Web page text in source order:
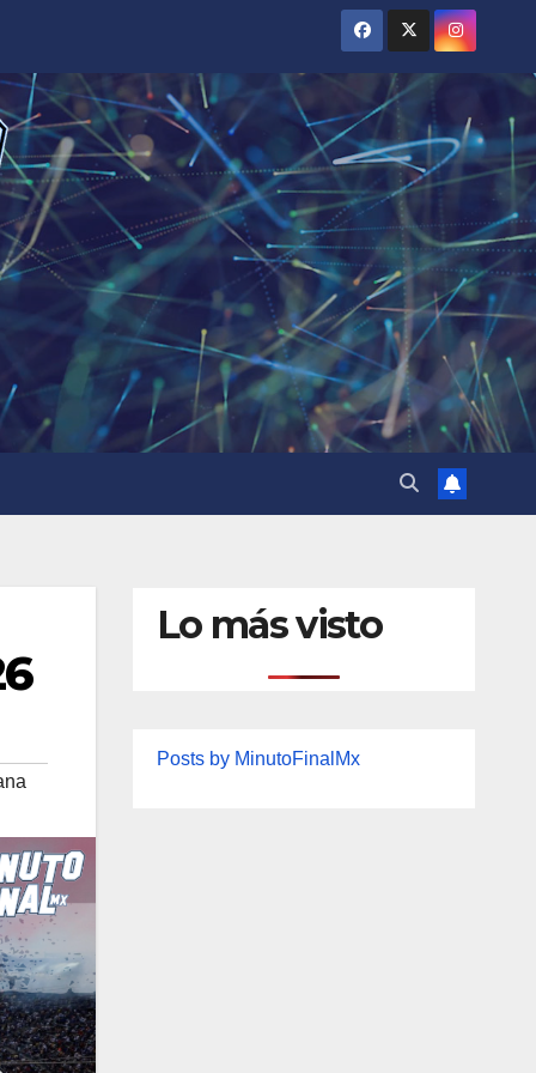
Lo más visto
Posts by MinutoFinalMx